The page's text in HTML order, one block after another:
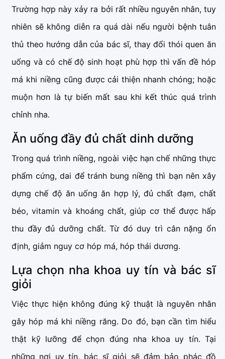
Trường hợp này xảy ra bởi rất nhiều nguyên nhân, tuy
nhiên sẽ không diễn ra quá dài nếu người bệnh tuân
thủ theo hướng dẫn của bác sĩ, thay đổi thói quen ăn
uống và có chế độ sinh hoạt phù hợp thì vấn đề hóp
má khi niềng cũng được cải thiện nhanh chóng; hoặc
muộn hơn là tự biến mất sau khi kết thúc quá trình
chỉnh nha.
Ăn uống đầy đủ chất dinh dưỡng
Trong quá trình niềng, ngoài việc hạn chế những thực
phẩm cứng, dai để tránh bung niềng thì bạn nên xây
dựng chế độ ăn uống ăn hợp lý, đủ chất đạm, chất
béo, vitamin và khoáng chất, giúp cơ thể được hấp
thu đầy đủ dưỡng chất. Từ đó duy trì cân nặng ổn
định, giảm nguy cơ hóp má, hóp thái dương.
Lựa chọn nha khoa uy tín và bác sĩ
giỏi
Việc thực hiện không đúng kỹ thuật là nguyên nhân
gây hóp má khi niềng răng. Do đó, bạn cần tìm hiểu
thật kỹ lưỡng để chọn đúng nha khoa uy tín. Tại
những nơi uy tín, bác sĩ giỏi sẽ đảm bảo phác đồ